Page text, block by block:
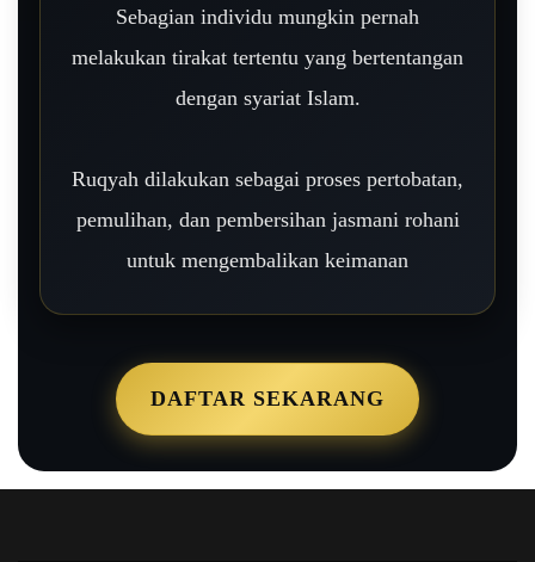
Sebagian individu mungkin pernah
melakukan tirakat tertentu yang bertentangan
dengan syariat Islam.
Ruqyah dilakukan sebagai proses pertobatan,
pemulihan, dan pembersihan jasmani rohani
untuk mengembalikan keimanan
DAFTAR SEKARANG